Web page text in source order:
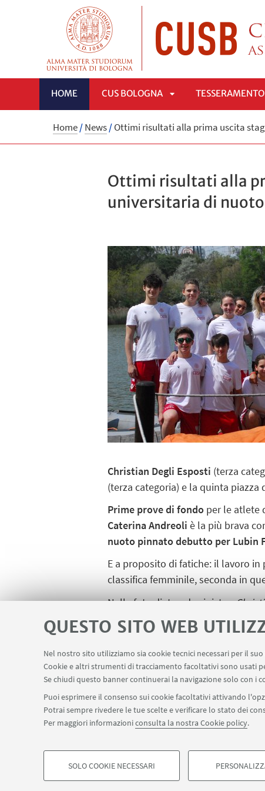
QUESTO SITO WEB
Nel nostro sito utilizziamo sia cookie tecnici necessari per il
Cookie e altri strumenti di tracciamento facoltativi sono usati
Se chiudi questo banner continuerai la navigazione solo con i
Puoi esprimere il consenso sui cookie facoltativi attivando
Potrai sempre rivedere le tue scelte e verificare lo stato dei
Per maggiori informazioniconsulta la nostra Cookie policy.
COOKIE DI PROFILAZIONE - FACOLTATIVI
SOLO COOKIE NECESSARI
HOME CUS BOLOGNA
APRI
TESSERAMENTO
Home/News/Ottimi risultati alla prima uscita
Ottimi risultati alla
universitaria di
Christian Degli Esposti (terza
(terza categoria) e la quinta piazza
Prime prove di fondo per le atlete
Caterina Andreoli è la più brava
nuoto pinnato debutto per Lubin
E a proposito di fatiche: il lavoro
classifica femminile, seconda in
Nella foto dietro, da sinistra:
Damiano Palleschi, Andrea
Caterina Andreoli, Lubin Falso
©Copyright 2026 - ALMA MATER STUDIORUM -